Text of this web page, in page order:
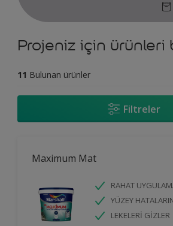
Projeniz için ürünleri
11 Bulunan ürünler
Filtreler
Maximum Mat
RAHAT
YÜZEY
LEKELERİ GİZLER